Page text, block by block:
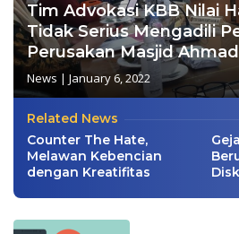
Tim Advokasi KBB Nilai
Tidak Serius Mengadili
Perusakan Masjid
News | January 6, 2022
Related News
Counter The Hate,
Melawan Kebencian
dengan Kreatifitas